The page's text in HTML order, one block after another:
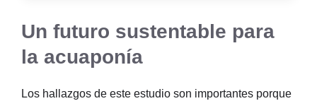
Un futuro sustentable para
la acuaponía
Los hallazgos de este estudio son importantes porque